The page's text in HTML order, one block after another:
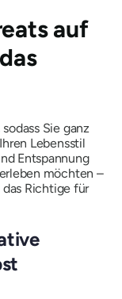
auf
Sie ganz
Lebensstil
Entspannung
möchten –
Richtige für